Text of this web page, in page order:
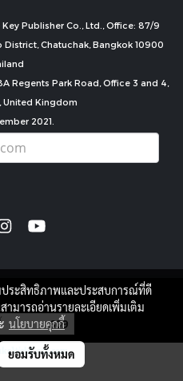
Publisher Co., Ltd., Office: 87/9
District, Chatuchak, Bangkok 10900
Regents Park Road, Office 3 and 4,
United Kingdom
2021.
by
609
ประสิทธิภาพและประสบการณ์ที่ดี
ามารถอ่านรายละเอียดเพิ่มเติม
นโยบายคุกกี้
ยอมรับทั้งหมด